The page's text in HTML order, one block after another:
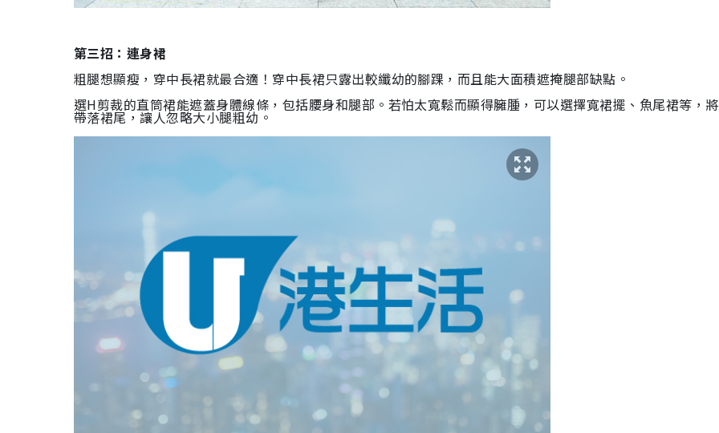
第三招：連身裙
粗腿想顯瘦，穿中長裙就最合適！穿中長裙只露出較纖幼的腳踝，而且能大面積遮掩腿部缺點。
選H剪裁的直筒裙能遮蓋身體線條，包括腰身和腿部。若怕太寬鬆而顯得臃腫，可以選擇寬裙擺、魚尾裙等，
帶落裙尾，讓人忽略大小腿粗幼。